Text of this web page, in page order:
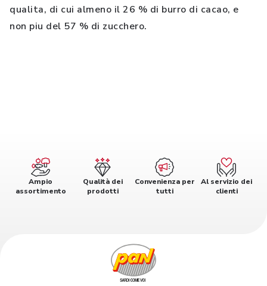
qualita, di cui almeno il 26 % di burro di cacao, e
non piu del 57 % di zucchero.
Ampio
assortimento
Qualità dei
prodotti
Convenienza per
tutti
Al servizio dei
clienti